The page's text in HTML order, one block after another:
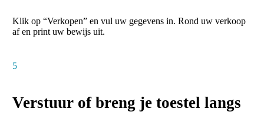
Klik op “Verkopen” en vul uw gegevens in. Rond uw verkoop
af en print uw bewijs uit.
5
Verstuur of breng je toestel langs